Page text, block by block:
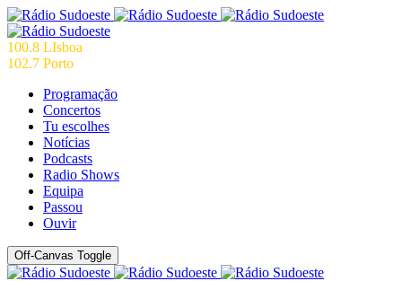
100.8 LIsboa
102.7 Porto
Programação
Concertos
Tu escolhes
Notícias
Podcasts
Radio Shows
Equipa
Passou
Ouvir
Off-Canvas Toggle